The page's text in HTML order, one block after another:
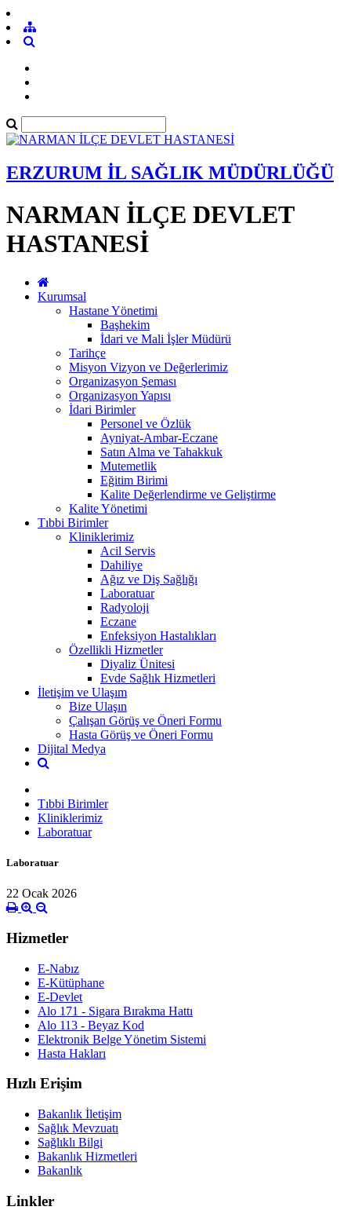
ERZURUM İL SAĞLIK MÜDÜRLÜĞÜ
NARMAN İLÇE DEVLET
HASTANESİ
Kurumsal
Hastane Yönetimi
Başhekim
İdari ve Mali İşler Müdürü
Tarihçe
Misyon Vizyon ve Değerlerimiz
Organizasyon Şeması
Organizasyon Yapısı
İdari Birimler
Personel ve Özlük
Ayniyat-Ambar-Eczane
Satın Alma ve Tahakkuk
Mutemetlik
Eğitim Birimi
Kalite Değerlendirme ve Geliştirme
Kalite Yönetimi
Tıbbi Birimler
Kliniklerimiz
Acil Servis
Dahiliye
Ağız ve Diş Sağlığı
Laboratuar
Radyoloji
Eczane
Enfeksiyon Hastalıkları
Özellikli Hizmetler
Diyaliz Ünitesi
Evde Sağlık Hizmetleri
İletişim ve Ulaşım
Bize Ulaşın
Çalışan Görüş ve Öneri Formu
Hasta Görüş ve Öneri Formu
Dijital Medya
Tıbbi Birimler
Kliniklerimiz
Laboratuar
Laboratuar
22 Ocak 2026
Hizmetler
E-Nabız
E-Kütüphane
E-Devlet
Alo 171 - Sigara Bırakma Hattı
Alo 113 - Beyaz Kod
Elektronik Belge Yönetim Sistemi
Hasta Hakları
Hızlı Erişim
Bakanlık İletişim
Sağlık Mevzuatı
Sağlıklı Bilgi
Bakanlık Hizmetleri
Bakanlık
Linkler